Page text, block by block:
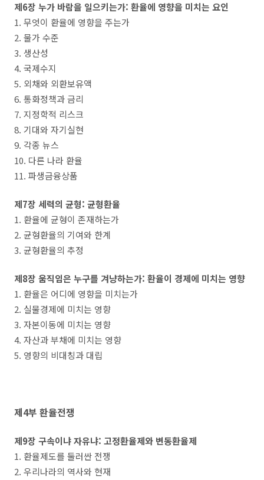
제6장 누가 바람을 일으키는가: 환율에 영향을 미치는 요인
1. 무엇이 환율에 영향을 주는가
2. 물가 수준
3. 생산성
4. 국제수지
5. 외채와 외환보유액
6. 통화정책과 금리
7. 지정학적 리스크
8. 기대와 자기실현
9. 각종 뉴스
10. 다른 나라 환율
11. 파생금융상품
제7장 세력의 균형: 균형환율
1. 환율에 균형이 존재하는가
2. 균형환율의 기여와 한계
3. 균형환율의 추정
제8장 움직임은 누구를 겨냥하는가: 환율이 경제에 미치는 영향
1. 환율은 어디에 영향을 미치는가
2. 실물경제에 미치는 영향
3. 자본이동에 미치는 영향
4. 자산과 부채에 미치는 영향
5. 영향의 비대칭과 대립
제4부 환율전쟁
제9장 구속이냐 자유냐: 고정환율제와 변동환율제
1. 환율제도를 둘러싼 전쟁
2. 우리나라의 역사와 현재